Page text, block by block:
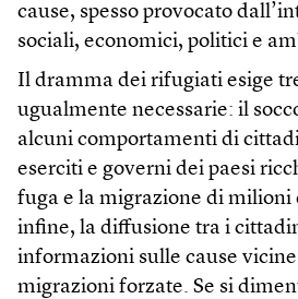
cause, spesso provocato
sociali, economici, politici e
Il dramma dei rifugiati esige
ugualmente necessarie: il
alcuni comportamenti di
eserciti e governi dei paesi
fuga e la migrazione di milioni
infine, la diffusione tra i
informazioni sulle cause
migrazioni forzate. Se si